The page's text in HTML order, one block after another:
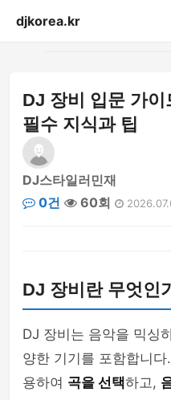
djkorea.kr
음향설비
DJ 장비 입문 가
필수 지식과 팁
DJ스타일러민재
0건
60회
DJ 장비란 무엇인
DJ 장비는 음악을 믹싱
양한 기기를 포함합니
용하여 곡을 선택하고,